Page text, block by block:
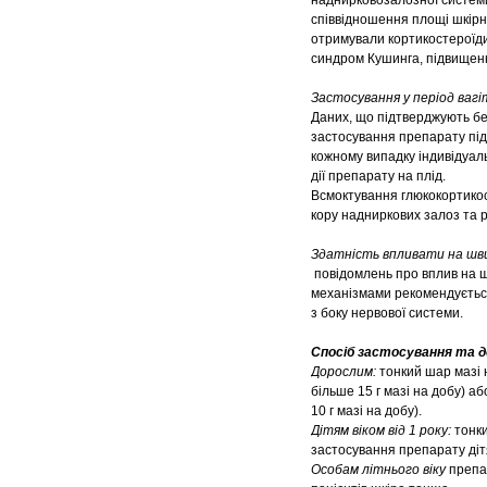
співвідношення площі
отримували
синдром Кушинга,
Застосування у період
Даних, що підтверджують
застосування препарату під
кожному випадку
дії препарату на плід.
Всмоктування
кору надниркових залоз та
Здатність впливати на
повідомлень про вплив на
механізмами
з боку нервової системи.
Спосіб застосування та
Дорослим: тонкий шар мазі
більше 15 г мазі на добу)
10 г мазі на добу).
Дітям віком від 1 року:
застосування препарату
Особам літнього віку